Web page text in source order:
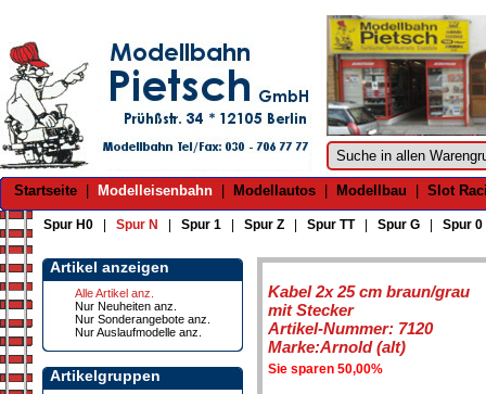
Startseite Modelleisenbahn Modellautos Modellbau Slot
Spur H0 Spur N Spur 1 Spur Z Spur TT| Spur G Spur 0
Artikel anzeigen
Alle Artikel anz.
Nur Neuheiten anz.
Nur Sonderangebote anz.
Nur Auslaufmodelle anz.
Artikelgruppen
Kabel 2x 25 cm braun/grau
mit Stecker
Artikel-Nummer: 7120
Marke:Arnold (alt)
Sie sparen 50,00%